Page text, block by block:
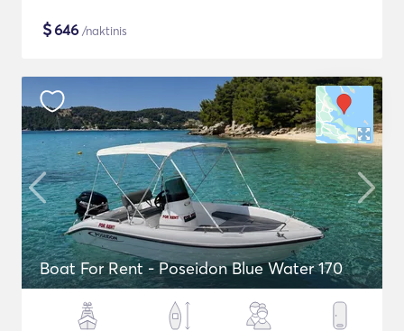
$646 /naktinis
Boat For Rent - Poseidon Blue Water 170